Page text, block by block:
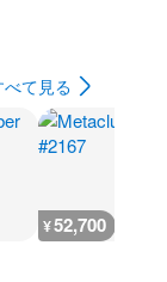
べて見る
¥52,700